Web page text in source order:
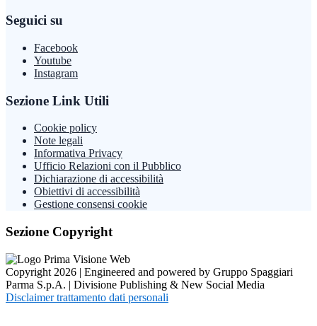
Seguici su
Facebook
Youtube
Instagram
Sezione Link Utili
Cookie policy
Note legali
Informativa Privacy
Ufficio Relazioni con il Pubblico
Dichiarazione di accessibilità
Obiettivi di accessibilità
Gestione consensi cookie
Sezione Copyright
Copyright 2026 | Engineered and powered by Gruppo Spaggiari
Parma S.p.A. | Divisione Publishing & New Social Media
Disclaimer trattamento dati personali